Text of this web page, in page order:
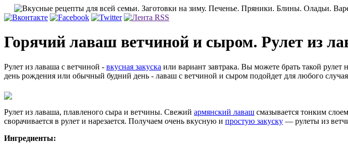
Горячий лаваш ветчиной и сыром. Рулет из
Рулет из лаваша с ветчиной - вкусная закуска или вариант завтрака. Вы можете брать такой
день рождения или обычный будний день - лаваш с ветчиной и сыром подойдет для любого
Рулет из лаваша, плавленого сыра и ветчины. Свежий армянский лаваш смазывается тонким
сворачивается в рулет и нарезается. Получаем очень вкусную и простую закуску — рулеты из
Ингредиенты: